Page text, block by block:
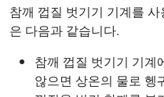
참깨 껍질 벗기기 기계를
은 다음과 같습니다.
참깨 껍질 벗기기 기계
않으면 상온의 물로 헹